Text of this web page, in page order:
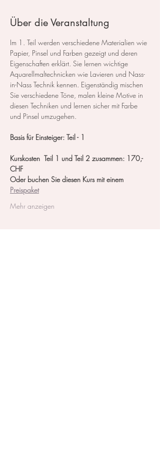
Über die Veranstaltung
Im 1. Teil werden verschiedene Materialien wie
Papier, Pinsel und Farben gezeigt und deren
Eigenschaften erklärt. Sie lernen wichtige
Aquarellmaltechnicken wie Lavieren und Nass-
in-Nass Technik kennen. Eigenständig mischen
Sie verschiedene Töne, malen kleine Motive in
diesen Techniken und lernen sicher mit Farbe
und Pinsel umzugehen.
Basis für Einsteiger: Teil - 1
Kurskosten  Teil 1 und Teil 2 zusammen: 170,-
CHF
Oder buchen Sie diesen Kurs mit einem
Preispaket
Mehr anzeigen